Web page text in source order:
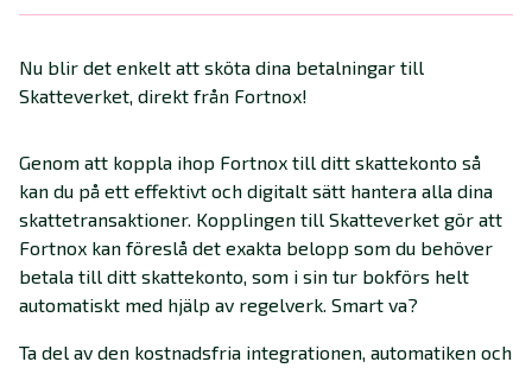
Nu blir det enkelt att sköta dina betalningar till
Skatteverket, direkt från Fortnox!
Genom att koppla ihop Fortnox till ditt skattekonto så
kan du på ett effektivt och digitalt sätt hantera alla dina
skattetransaktioner. Kopplingen till Skatteverket gör att
Fortnox kan föreslå det exakta belopp som du behöver
betala till ditt skattekonto, som i sin tur bokförs helt
automatiskt med hjälp av regelverk. Smart va?
Ta del av den kostnadsfria integrationen, automatiken och